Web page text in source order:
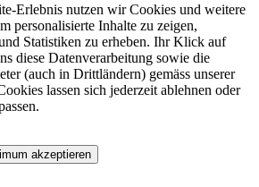
Erlebnis nutzen wir Cookies und weitere
personalisierte Inhalte zu zeigen,
Statistiken zu erheben. Ihr Klick auf
diese Datenverarbeitung sowie die
(auch in Drittländern) gemäss unserer
lassen sich jederzeit ablehnen oder
akzeptieren